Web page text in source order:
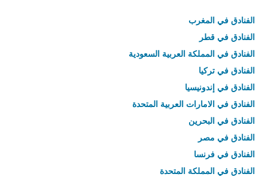
الفنادق في المغرب
الفنادق في قطر
الفنادق في المملكة العربية السعودية
الفنادق في تركيا
الفنادق في إندونيسيا
الفنادق في الامارات العربية المتحدة
الفنادق في البحرين
الفنادق في مصر
الفنادق في فرنسا
الفنادق في المملكة المتحدة